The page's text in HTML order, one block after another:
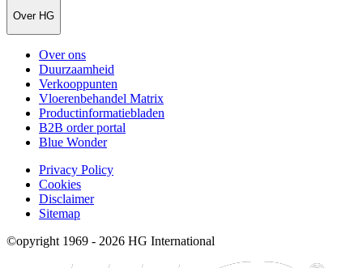
Over HG
Over ons
Duurzaamheid
Verkooppunten
Vloerenbehandel Matrix
Productinformatiebladen
B2B order portal
Blue Wonder
Privacy Policy
Cookies
Disclaimer
Sitemap
©opyright 1969 - 2026 HG International